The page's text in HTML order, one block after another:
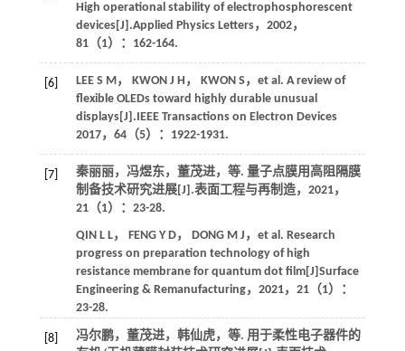
High operational stability of electrophosphorescent
devices[J].Applied Physics Letters， 2002，
81（1）：162-164.
[6] LEE S M， KWON J H ， KWON S ， et al. A review of
flexible OLEDs toward highly durable unusual
displays[J].IEEE Transactions on Electron Devices
2017， 64（5）：1922-1931.
[7] 秦丽丽，冯煜东，董茂进， 等. 量子点膜用高阻隔膜
制备技术研究进展[J].表面工程与再制造， 2021，
21（1）：23-28.
QIN L L， FENG Y D， DONG M J ， et al. Research
progress on preparation technology of high
resistance membrane for quantum dot film[J] Surface
Engineering & Remanufacturing， 2021， 21（1）：
23-28.
[8] 冯尔鹏，董茂进，韩仙虎， 等. 用于柔性电子器件的